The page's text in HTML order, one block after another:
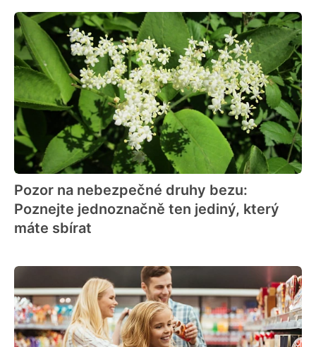
Pozor na nebezpečné druhy bezu:
Poznejte jednoznačně ten jediný, který
máte sbírat